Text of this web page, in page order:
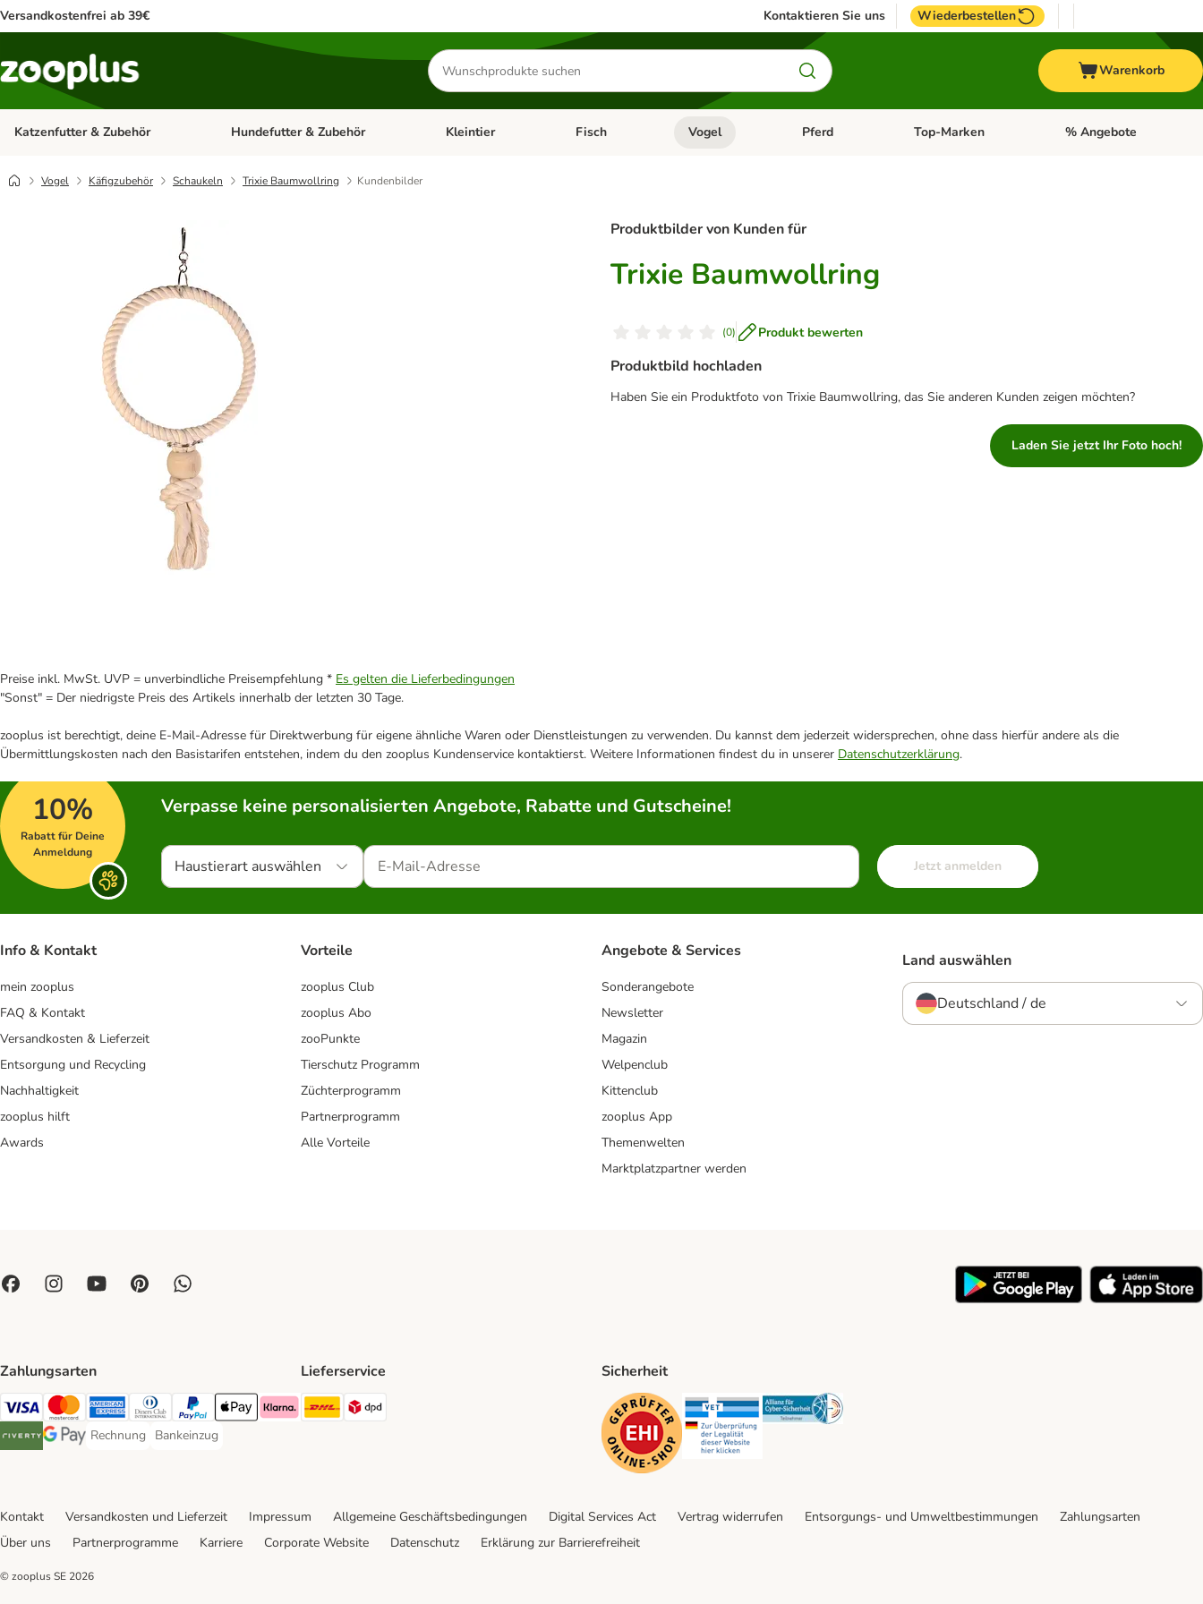
Versandkostenfrei ab 39€ Kontaktieren Sie uns Wiederbestellen
Produkte
suchen
Warenkorb
Katzenfutter & Zubehör Kategorie-Menü öffnen: Katzenfutter & Zubehör
Hundefutter & Zubehör Kategorie-Menü öffnen: Hundefutter & Zubehör
Kleintier Kategorie-Menü öffnen: Kleintier
Fisch Kategorie-Menü öffnen: Fisch
Vogel Kategorie-Menü öffnen: Vogel
Pferd Kategorie-Menü öffnen: Pferd
Top-Marken Kategorie-Menü öffnen:
% Angebote
Vogel Käfigzubehör Schaukeln Trixie Baumwollring Kundenbilder
Produktbilder von Kunden für
Trixie Baumwollring
(0) Produkt bewerten
Produktbild hochladen
Haben Sie ein Produktfoto von Trixie Baumwollring, das Sie anderen Kunden zeigen möchten?
Laden Sie jetzt Ihr Foto hoch!
Preise inkl. MwSt. UVP = unverbindliche Preisempfehlung * Es gelten die Lieferbedingungen
"Sonst" = Der niedrigste Preis des Artikels innerhalb der letzten 30 Tage.
zooplus ist berechtigt, deine E-Mail-Adresse für Direktwerbung für eigene ähnliche Waren oder Dienstleistungen zu verwenden. Du kannst dem jederzeit widersprechen, ohne dass hierfür andere als die
Übermittlungskosten nach den Basistarifen entstehen, indem du den zooplus Kundenservice kontaktierst. Weitere Informationen findest du in unserer Datenschutzerklärung.
10%
Rabatt für Deine
Anmeldung
Verpasse keine personalisierten Angebote, Rabatte und Gutscheine!
Haustierart auswählen Jetzt anmelden
Info & Kontakt
mein zooplus
FAQ & Kontakt
Versandkosten & Lieferzeit
Entsorgung und Recycling
Nachhaltigkeit
zooplus hilft
Awards
Vorteile
zooplus Club
zooplus Abo
zooPunkte
Tierschutz Programm
Züchterprogramm
Partnerprogramm
Alle Vorteile
Angebote & Services
Sonderangebote
Newsletter
Magazin
Welpenclub
Kittenclub
zooplus App
Themenwelten
Marktplatzpartner werden
Land auswählen
Deutschland / de
Zahlungsarten
Visa Payment Method
Mastercard Payment Method
American Express Payment Method
Diners Club Payment Method
PayPal Payment Method
Apple Pay Payment Method
Klarna Payment Method
Riverty Payment Method
Google Pay Payment Method
Rechnung
Rechnung Payment Method
Bankeinzug
Bankeinzug Payment Method
Lieferservice
DHL Shipping Method
Sicherheit
Security Security Security
Kontakt Versandkosten und Lieferzeit Impressum Allgemeine Geschäftsbedingungen Digital Services Act Vertrag widerrufen Entsorgungs- und Umweltbestimmungen
Zahlungsarten
Über uns
Partnerprogramme Karriere Corporate Website Datenschutz Erklärung zur Barrierefreiheit
© zooplus SE 2026